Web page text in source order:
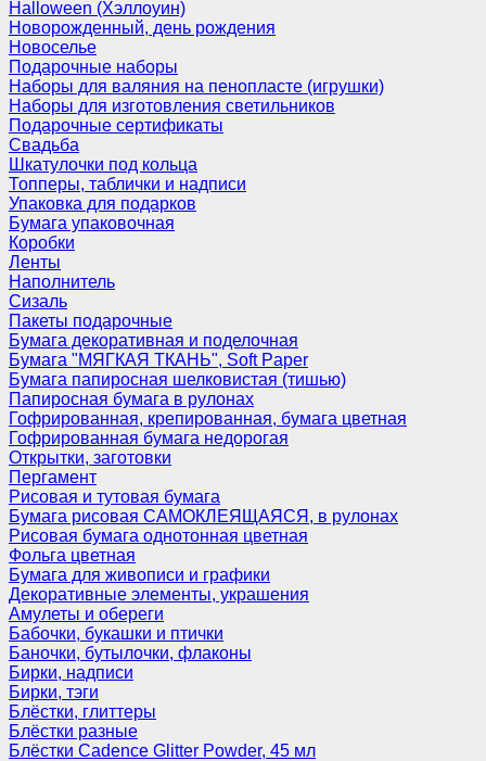
Halloween (Хэллоуин)
Новорожденный, день рождения
Новоселье
Подарочные наборы
Наборы для валяния на пенопласте (игрушки)
Наборы для изготовления светильников
Подарочные сертификаты
Свадьба
Шкатулочки под кольца
Топперы, таблички и надписи
Упаковка для подарков
Бумага упаковочная
Коробки
Ленты
Наполнитель
Сизаль
Пакеты подарочные
Бумага декоративная и поделочная
Бумага "МЯГКАЯ ТКАНЬ", Soft Paper
Бумага папиросная шелковистая (тишью)
Папиросная бумага в рулонах
Гофрированная, крепированная, бумага цветная
Гофрированная бумага недорогая
Открытки, заготовки
Пергамент
Рисовая и тутовая бумага
Бумага рисовая САМОКЛЕЯЩАЯСЯ, в рулонах
Рисовая бумага однотонная цветная
Фольга цветная
Бумага для живописи и графики
Декоративные элементы, украшения
Амулеты и обереги
Бабочки, букашки и птички
Баночки, бутылочки, флаконы
Бирки, надписи
Бирки, тэги
Блёстки, глиттеры
Блёстки разные
Блёстки Cadence Glitter Powder, 45 мл